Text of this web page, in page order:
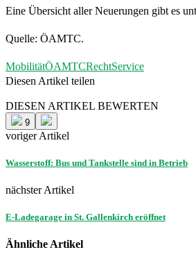
Eine Übersicht aller Neuerungen gibt es
Quelle: ÖAMTC.
MobilitätÖAMTCRechtService
Diesen Artikel teilen
DIESEN ARTIKEL BEWERTEN
9
voriger Artikel
Wasserstoff: Bus und Tankstelle sind in Betrieb
nächster Artikel
E-Ladegarage in St. Gallenkirch eröffnet
Ähnliche Artikel